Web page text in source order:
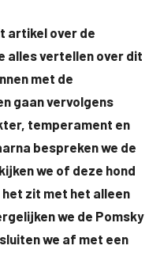
artikel over de
alles vertellen over dit
met de
gaan vervolgens
temperament en
bespreken we de
we of deze hond
het zit met het alleen
we de Pomsky
we af met een